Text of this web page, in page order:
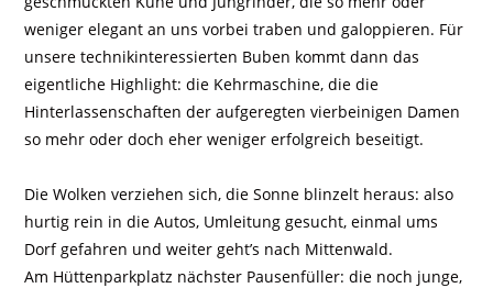
weniger elegant an uns vorbei traben und galoppieren. Für
unsere technikinteressierten Buben kommt dann das
eigentliche Highlight: die Kehrmaschine, die die
Hinterlassenschaften der aufgeregten vierbeinigen Damen
so mehr oder doch eher weniger erfolgreich beseitigt.
Die Wolken verziehen sich, die Sonne blinzelt heraus: also
hurtig rein in die Autos, Umleitung gesucht, einmal ums
Dorf gefahren und weiter geht’s nach Mittenwald.
Am Hüttenparkplatz nächster Pausenfüller: die noch junge,